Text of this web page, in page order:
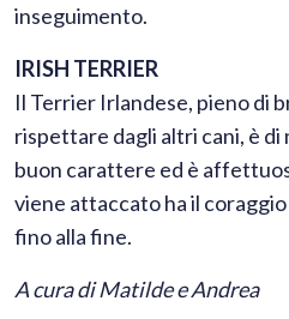
inseguimento.
IRISH TERRIER
Il Terrier Irlandese, pieno di
rispettare dagli altri cani, è
buon carattere ed è
viene attaccato ha il
fino alla fine.
A cura di Matilde e Andrea